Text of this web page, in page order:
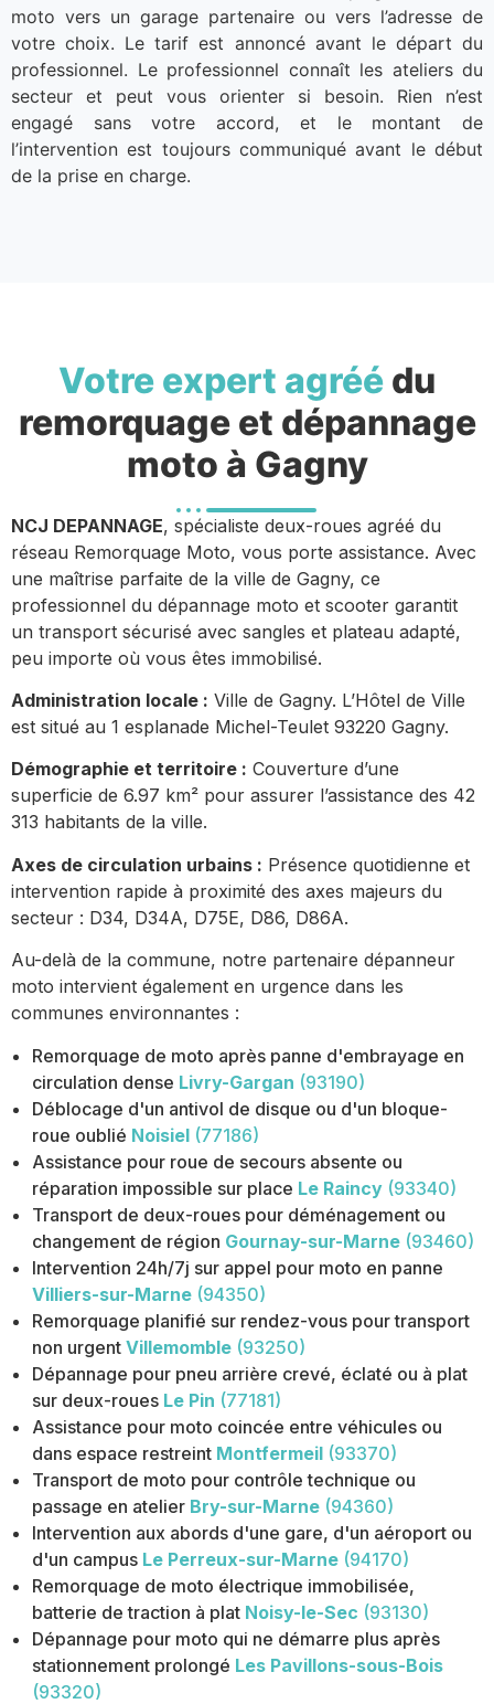
moto vers un garage partenaire ou vers l’adresse de
votre choix. Le tarif est annoncé avant le départ du
professionnel. Le professionnel connaît les ateliers du
secteur et peut vous orienter si besoin. Rien n’est
engagé sans votre accord, et le montant de
l’intervention est toujours communiqué avant le début
de la prise en charge.
Votre expert agréé du
remorquage et dépannage
moto à Gagny
NCJ DEPANNAGE, spécialiste deux-roues agréé du
réseau Remorquage Moto, vous porte assistance. Avec
une maîtrise parfaite de la ville de Gagny, ce
professionnel du dépannage moto et scooter garantit
un transport sécurisé avec sangles et plateau adapté,
peu importe où vous êtes immobilisé.
Administration locale : Ville de Gagny. L’Hôtel de Ville
est situé au 1 esplanade Michel-Teulet 93220 Gagny.
Démographie et territoire : Couverture d’une
superficie de 6.97 km² pour assurer l’assistance des 42
313 habitants de la ville.
Axes de circulation urbains : Présence quotidienne et
intervention rapide à proximité des axes majeurs du
secteur : D34, D34A, D75E, D86, D86A.
Au-delà de la commune, notre partenaire dépanneur
moto intervient également en urgence dans les
communes environnantes :
Remorquage de moto après panne d'embrayage en
circulation dense Livry-Gargan (93190)
Déblocage d'un antivol de disque ou d'un bloque-
roue oublié Noisiel (77186)
Assistance pour roue de secours absente ou
réparation impossible sur place Le Raincy (93340)
Transport de deux-roues pour déménagement ou
changement de région Gournay-sur-Marne (93460)
Intervention 24h/7j sur appel pour moto en panne
Villiers-sur-Marne (94350)
Remorquage planifié sur rendez-vous pour transport
non urgent Villemomble (93250)
Dépannage pour pneu arrière crevé, éclaté ou à plat
sur deux-roues Le Pin (77181)
Assistance pour moto coincée entre véhicules ou
dans espace restreint Montfermeil (93370)
Transport de moto pour contrôle technique ou
passage en atelier Bry-sur-Marne (94360)
Intervention aux abords d'une gare, d'un aéroport ou
d'un campus Le Perreux-sur-Marne (94170)
Remorquage de moto électrique immobilisée,
batterie de traction à plat Noisy-le-Sec (93130)
Dépannage pour moto qui ne démarre plus après
stationnement prolongé Les Pavillons-sous-Bois
(93320)